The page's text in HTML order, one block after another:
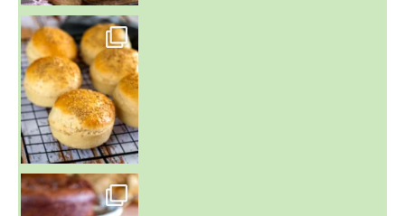
~ BUNS MAISON ~
Un peu de boulange par ici au
~ GÂTEAU FONDANT CHOCO NOISETTE ~
C'est lundi